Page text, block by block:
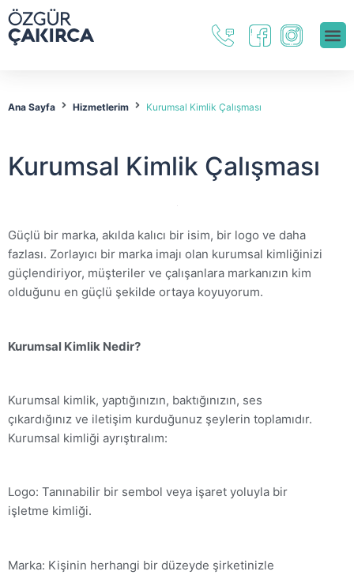
Ana Sayfa Hizmetlerim Kurumsal Kimlik Çalışması
Kurumsal Kimlik Çalışması
Güçlü bir marka, akılda kalıcı bir isim, bir logo ve daha
fazlası. Zorlayıcı bir marka imajı olan kurumsal kimliğinizi
güçlendiriyor, müşteriler ve çalışanlara markanızın kim
olduğunu en güçlü şekilde ortaya koyuyorum.
Kurumsal Kimlik Nedir?
Kurumsal kimlik, yaptığınızın, baktığınızın, ses
çıkardığınız ve iletişim kurduğunuz şeylerin toplamıdır.
Kurumsal kimliği ayrıştıralım:
Logo: Tanınabilir bir sembol veya işaret yoluyla bir
işletme kimliği.
Marka: Kişinin herhangi bir düzeyde şirketinizle